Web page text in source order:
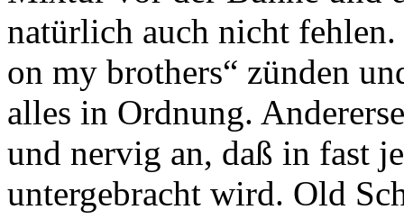
natürlich auch nicht fehlen.
on my brothers“ zünden
alles in Ordnung.
und nervig an, daß in fast
untergebracht wird. Old